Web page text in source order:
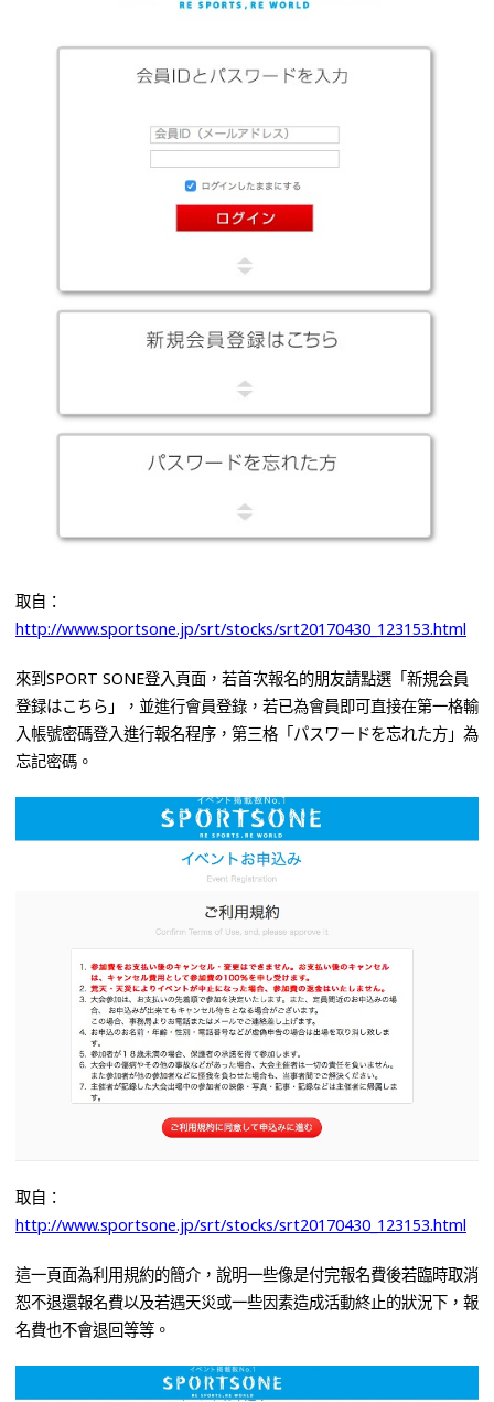
取自：
http://www.sportsone.jp/srt/stocks/srt20170430_123153.html
來到SPORT SONE登入頁面，若首次報名的朋友請點選「新規会員
登録はこちら」，並進行會員登錄，若已為會員即可直接在第一格輸
入帳號密碼登入進行報名程序，第三格「パスワードを忘れた方」為
忘記密碼。
取自：
http://www.sportsone.jp/srt/stocks/srt20170430_123153.html
這一頁面為利用規約的簡介，說明一些像是付完報名費後若臨時取消
恕不退還報名費以及若遇天災或一些因素造成活動終止的狀況下，報
名費也不會退回等等。